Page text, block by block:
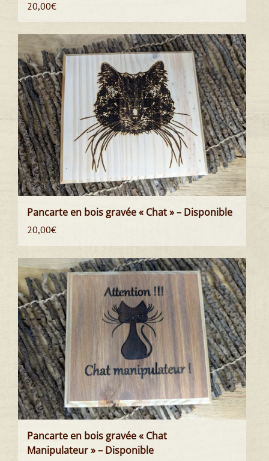
20,00€
Pancarte en bois gravée « Chat » – Disponible
20,00€
Pancarte en bois gravée « Chat
Manipulateur » – Disponible